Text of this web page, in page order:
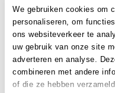
We gebruiken cookies om
personaliseren, om
ons websiteverkeer te
uw gebruik van onze site
adverteren en analyse.
combineren met andere
of die ze hebben
Login om te bewerken ...